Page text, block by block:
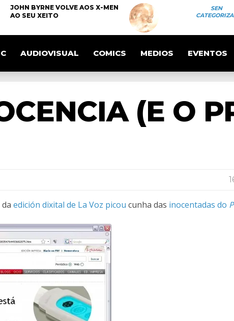
JOHN BYRNE VOLVE AOS X-MEN
AO SEU XEITO
SEN
AUDIOVISUAL COMICS MEDIOS EVENTOS
(E O
edición dixital de La Voz picou cunha das inocentadas do